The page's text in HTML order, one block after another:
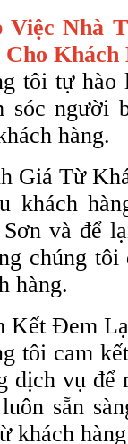
Việc Nhà
Khách
tôi tự
sóc người
hàng.
Giá Từ
khách
và để
chúng tôi
hàng.
Kết Đem
tôi cam
dịch vụ để
sẵn
khách